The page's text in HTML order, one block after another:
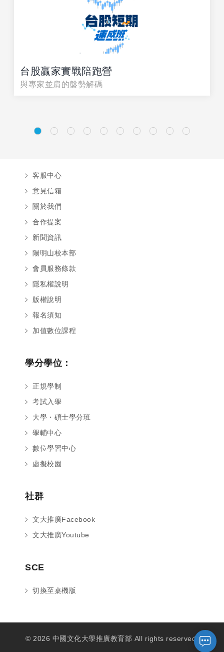
台股贏家實戰陪跑營
與專家並肩的盤勢解碼
客服中心
意見信箱
關於我們
合作提案
新聞資訊
陽明山校本部
會員服務條款
隱私權說明
版權說明
報名須知
加值數位課程
學分學位：
正規學制
考試入學
大學・碩士學分班
學輔中心
數位學習中心
虛擬校園
社群
文大推廣Facebook
文大推廣Youtube
SCE
切換至桌機版
© 2026 中國文化大學推廣教育部 All rights reserved.